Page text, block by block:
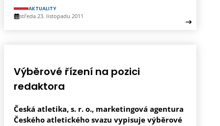
AKTUALITY
středa 23. listopadu 2011
Výběrové řízení na pozici
redaktora
Česká atletika, s. r. o., marketingová agentura
Českého atletického svazu vypisuje výběrové